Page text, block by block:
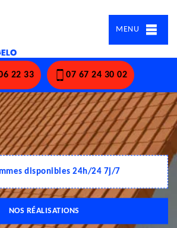
MENU
22 33 07 67 24 30 02
disponibles 24h/24 7j/7
NOS RÉALISATIONS